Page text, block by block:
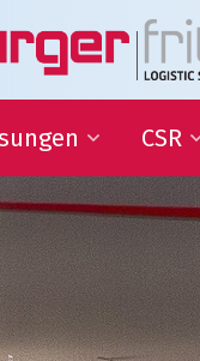
Management
CSR
QHSE